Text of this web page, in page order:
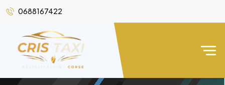
0688167422